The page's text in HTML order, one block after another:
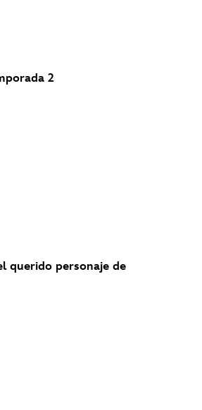
2
querido personaje de